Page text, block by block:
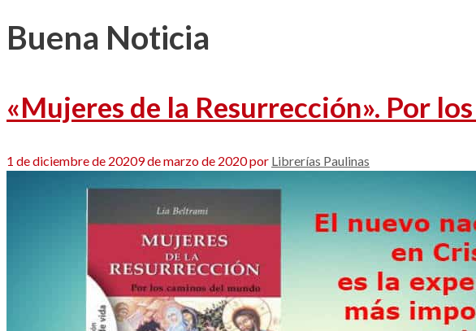
Buena Noticia
«Mujeres de la Resurrección». Por
1 de diciembre de 20209 de marzo de 2020por Librerías Paulinas